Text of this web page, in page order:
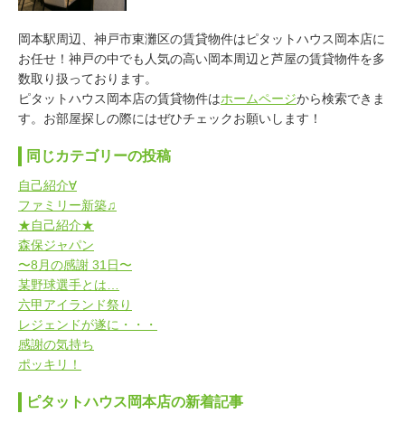
岡本駅周辺、神戸市東灘区の賃貸物件はピタットハウス岡本店に
お任せ！神戸の中でも人気の高い岡本周辺と芦屋の賃貸物件を多
数取り扱っております。
ピタットハウス岡本店の賃貸物件はホームページから検索できま
す。お部屋探しの際にはぜひチェックお願いします！
同じカテゴリーの投稿
自己紹介∀
ファミリー新築♫
★自己紹介★
森保ジャパン
〜8月の感謝 31日〜
某野球選手とは…
六甲アイランド祭り
レジェンドが遂に・・・
感謝の気持ち
ポッキリ！
ピタットハウス岡本店の新着記事